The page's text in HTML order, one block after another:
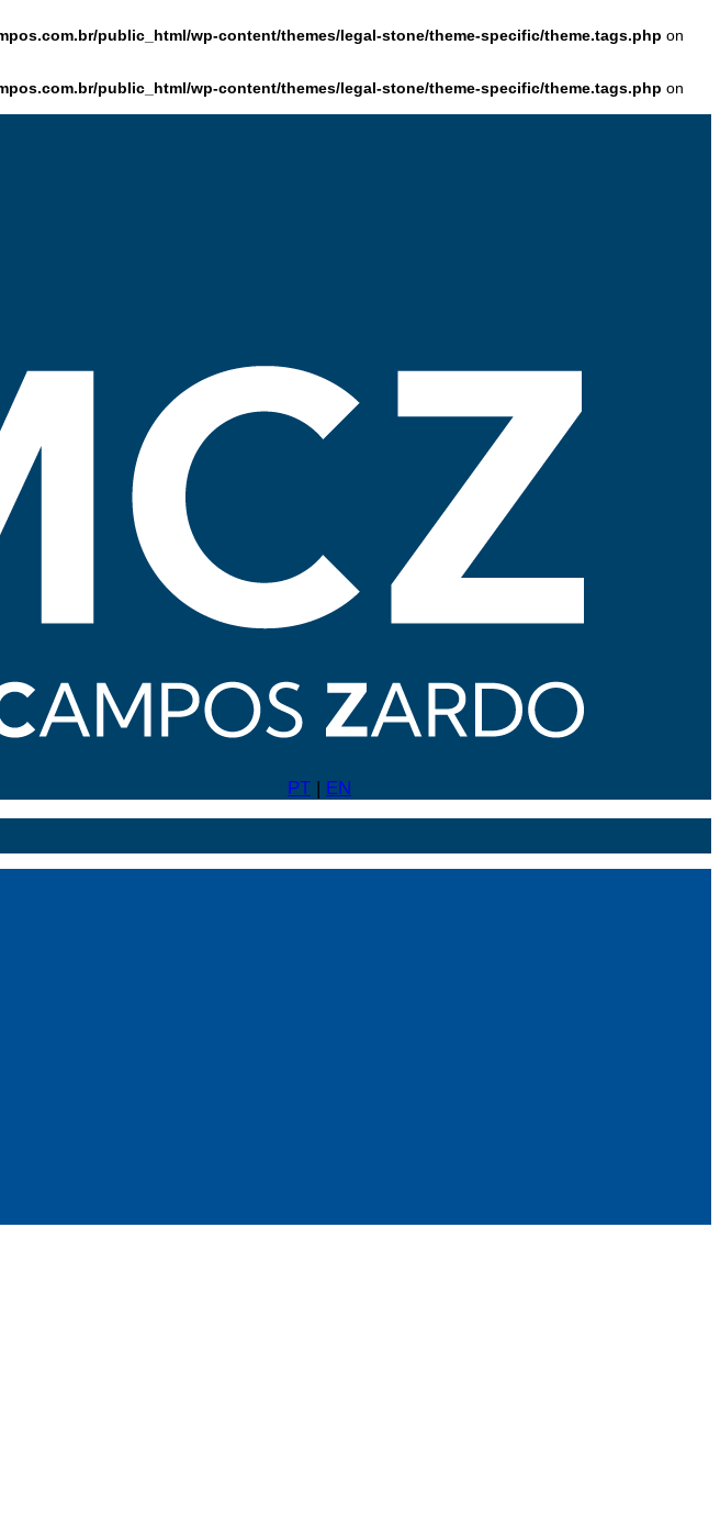
public_html/wp-content/themes/legal-stone/theme-specific/theme.tags.php on
public_html/wp-content/themes/legal-stone/theme-specific/theme.tags.php on
PT | EN